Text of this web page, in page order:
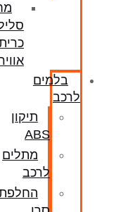
בלמים
לרכב
תיקון
ABS
מתלים
לרכב